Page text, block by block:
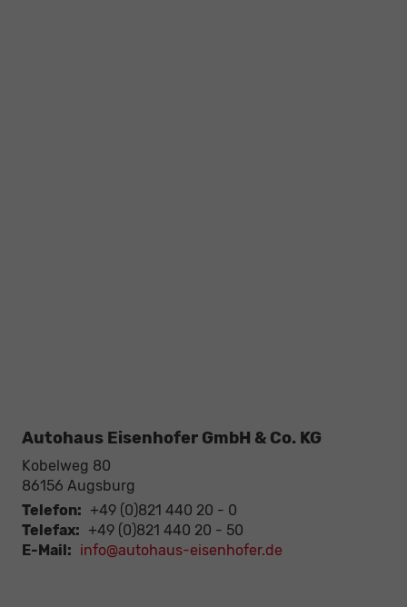
Autohaus Eisenhofer GmbH & Co. KG
Kobelweg 80
86156 Augsburg
Telefon: +49 (0)821 440 20 - 0
Telefax: +49 (0)821 440 20 - 50
E-Mail: info@autohaus-eisenhofer.de